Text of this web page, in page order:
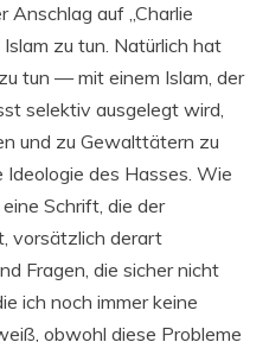
Anschlag auf „Charlie
zu tun. Natürlich hat
tun — mit einem Islam, der
selektiv ausgelegt wird,
und zu Gewalttätern zu
Ideologie des Hasses. Wie
Schrift, die der
vorsätzlich derart
Fragen, die sicher nicht
ich noch immer keine
obwohl diese Probleme